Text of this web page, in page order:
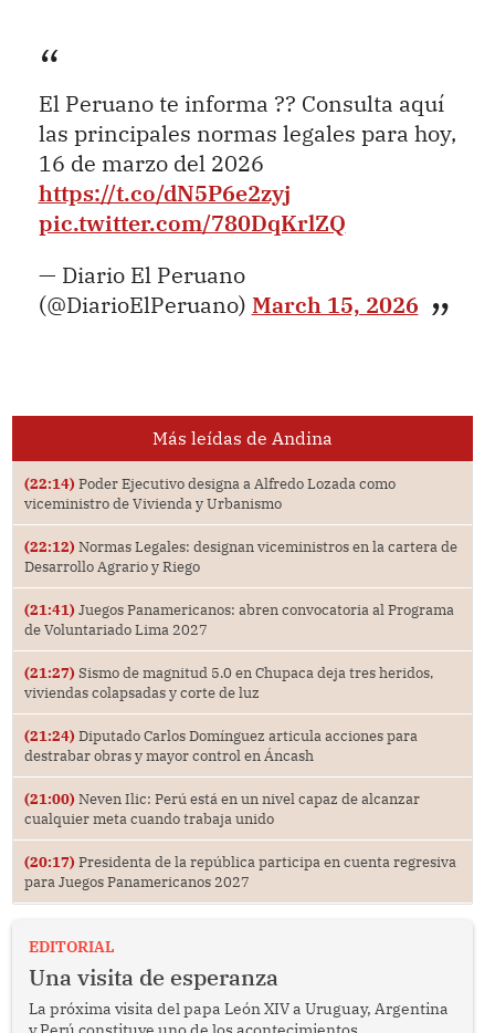
El Peruano te informa ?? Consulta aquí
las principales normas legales para hoy,
16 de marzo del 2026
https://t.co/dN5P6e2zyj
pic.twitter.com/780DqKrlZQ
— Diario El Peruano
(@DiarioElPeruano) March 15, 2026
Más leídas de Andina
(22:14) Poder Ejecutivo designa a Alfredo Lozada como
viceministro de Vivienda y Urbanismo
(22:12) Normas Legales: designan viceministros en la cartera de
Desarrollo Agrario y Riego
(21:41) Juegos Panamericanos: abren convocatoria al Programa
de Voluntariado Lima 2027
(21:27) Sismo de magnitud 5.0 en Chupaca deja tres heridos,
viviendas colapsadas y corte de luz
(21:24) Diputado Carlos Domínguez articula acciones para
destrabar obras y mayor control en Áncash
(21:00) Neven Ilic: Perú está en un nivel capaz de alcanzar
cualquier meta cuando trabaja unido
(20:17) Presidenta de la república participa en cuenta regresiva
para Juegos Panamericanos 2027
EDITORIAL
Una visita de esperanza
La próxima visita del papa León XIV a Uruguay, Argentina